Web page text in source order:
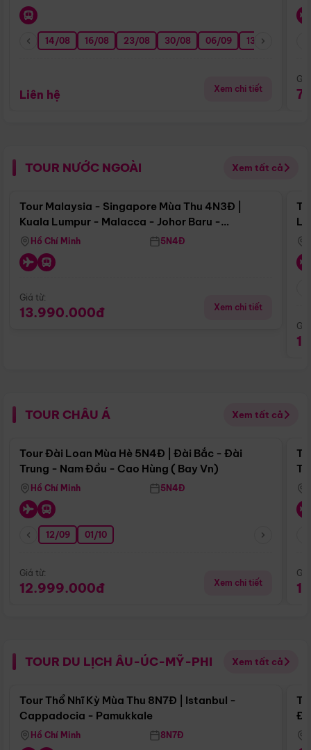
14/08 16/08 23/08 30/08 06/09 13/09
Liên hệ Xem chi tiết
TOUR NƯỚC NGOÀI Xem tất cả
Điểm nổi bật
Tour Malaysia - Singapore Mùa Thu 4N3Đ |
Kuala Lumpur - Malacca - Johor Baru -
Singapore
Hồ Chí Minh 5N4Đ
Giá từ:
13.990.000đ Xem chi tiết
TOUR CHÂU Á Xem tất cả
Điểm nổi bật
Tour Đài Loan Mùa Hè 5N4Đ | Đài Bắc - Đài
Trung - Nam Đầu - Cao Hùng ( Bay Vn)
Hồ Chí Minh 5N4Đ
12/09 01/10
Giá từ:
12.999.000đ Xem chi tiết
TOUR DU LỊCH ÂU-ÚC-MỸ-PHI Xem tất cả
Điểm nổi bật
Tour Thổ Nhĩ Kỳ Mùa Thu 8N7Đ | Istanbul -
Cappadocia - Pamukkale
Hồ Chí Minh 8N7Đ